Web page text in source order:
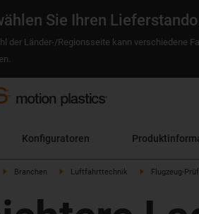
Sie Ihren
der Länder-/Regionsseite kann verschiedene
Konfiguratoren
Branchen Luftfahrttechnik Flugzeug-